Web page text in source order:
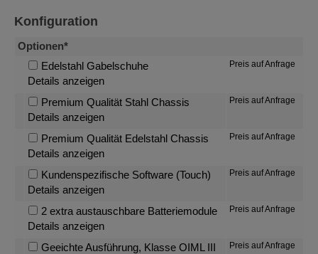
Konfiguration
Optionen*
Edelstahl Gabelschuhe
Details anzeigen
Preis auf Anfrage
Premium Qualität Stahl Chassis
Details anzeigen
Preis auf Anfrage
Premium Qualität Edelstahl Chassis
Details anzeigen
Preis auf Anfrage
Kundenspezifische Software (Touch)
Details anzeigen
Preis auf Anfrage
2 extra austauschbare Batteriemodule
Details anzeigen
Preis auf Anfrage
Geeichte Ausführung, Klasse OIML III
Preis auf Anfrage